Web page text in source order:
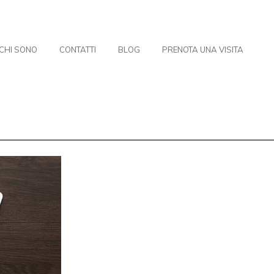
SONO CONTATTI BLOG PRENOTA UNA VISITA